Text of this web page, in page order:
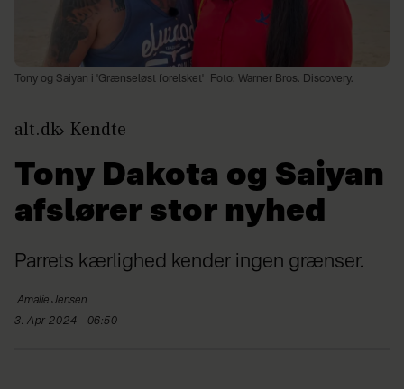
Tony og Saiyan i 'Grænseløst forelsket' Foto: Warner Bros. Discovery.
alt.dk Kendte
Tony Dakota og Saiyan
afslører stor nyhed
Parrets kærlighed kender ingen grænser.
Amalie Jensen
3. Apr 2024 - 06:50